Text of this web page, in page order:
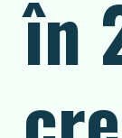
în